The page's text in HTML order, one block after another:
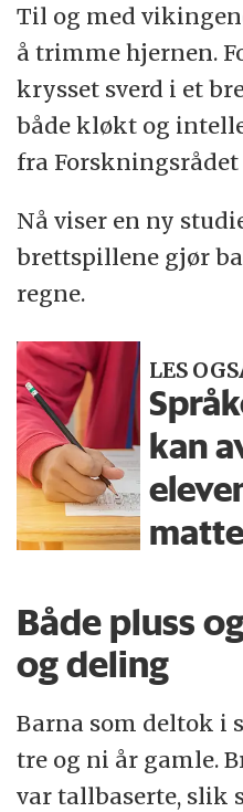
Til og med
å trimme hjernen.
krysset sverd i et
både kløkt og
fra
Nå viser en ny
brettspillene gjør
regne.
LES
kan
Både pluss
og deling
Barna som deltok i
tre og ni år gamle.
var tallbaserte, slik